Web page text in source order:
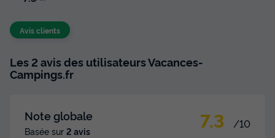
Avis clients
Les 2 avis des utilisateurs Vacances-
Campings.fr
Note globale
Basée sur 2 avis 7.3 /10